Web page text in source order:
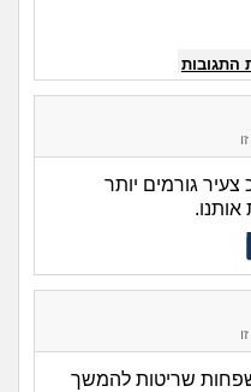
התגובות
צעיר גורמים יותר
שריטות להמשך